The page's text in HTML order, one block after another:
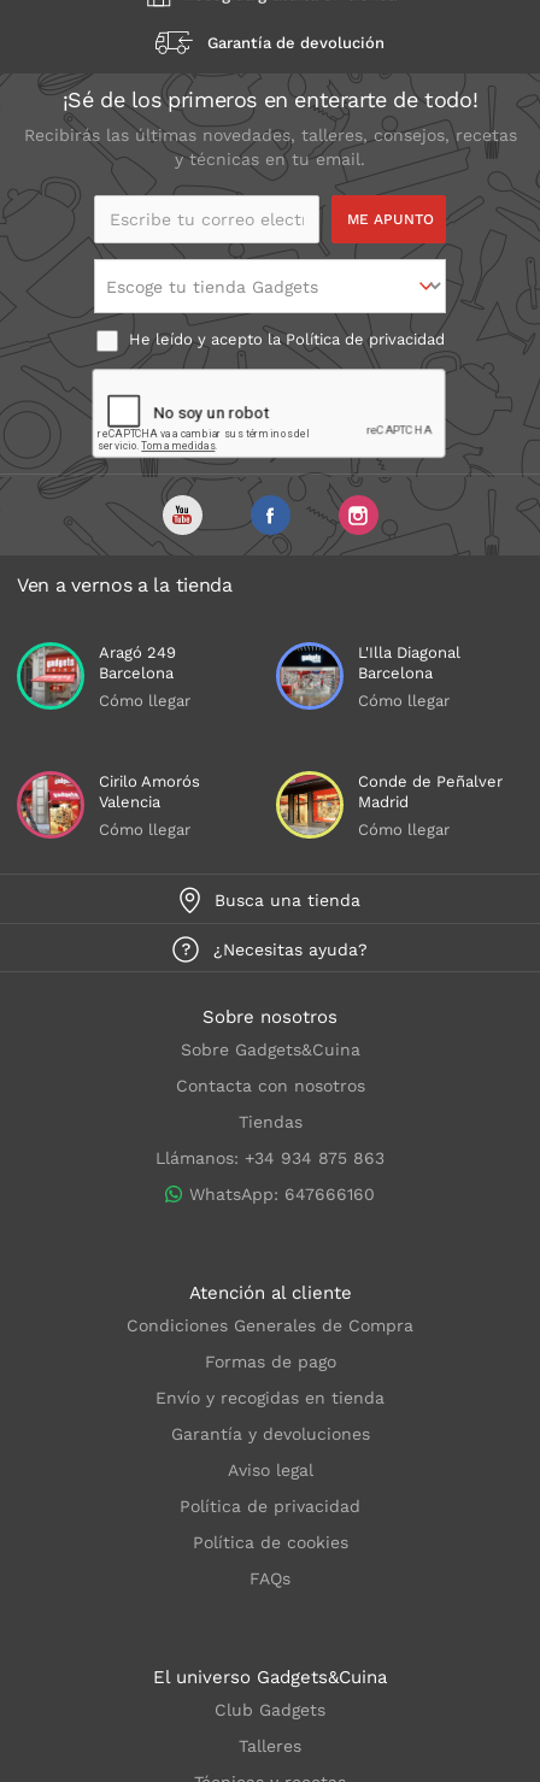
Garantía de devolución
¡Sé de los primeros en enterarte de todo!
Recibirás las últimas novedades, talleres, consejos, recetas
y técnicas en tu email.
Escribe tu correo
Escoge tu tienda Gadgets
He leído y acepto laPolítica de privacidad
Ven a vernos a la tienda
Aragó 249
Barcelona
Cómo llegar
L'Illa Diagonal
Barcelona
Cómo llegar
Cirilo Amorós
Valencia
Cómo llegar
Conde de Peñalver
Madrid
Cómo llegar
Busca una tienda
¿Necesitas ayuda?
Sobre nosotros
Sobre Gadgets&Cuina
Contacta con nosotros
Tiendas
Llámanos: +34 934 875 863
WhatsApp: 647666160
Atención al cliente
Condiciones Generales de Compra
Formas de pago
Envío y recogidas en tienda
Garantía y devoluciones
Aviso legal
Política de privacidad
Política de cookies
FAQs
El universo Gadgets&Cuina
Club Gadgets
Talleres